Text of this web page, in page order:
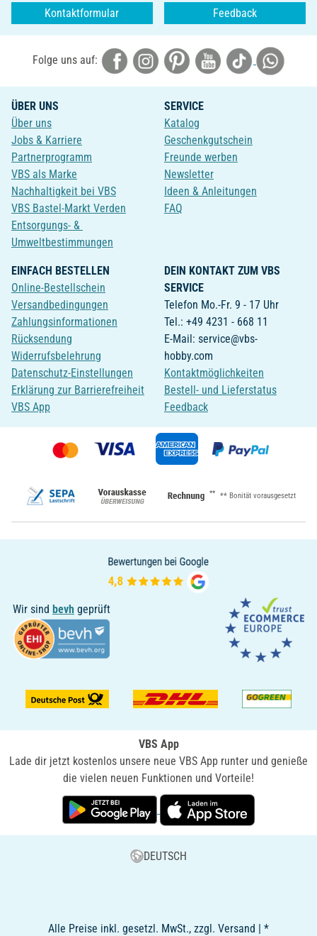
Kontaktformular Feedback
Folge uns auf:
ÜBER UNS
Über uns
Jobs & Karriere
Partnerprogramm
VBS als Marke
Nachhaltigkeit bei VBS
VBS Bastel-Markt Verden
Entsorgungs- &
Umweltbestimmungen
SERVICE
Katalog
Geschenkgutschein
Freunde werben
Newsletter
Ideen & Anleitungen
FAQ
EINFACH BESTELLEN
Online-Bestellschein
Versandbedingungen
Zahlungsinformationen
Rücksendung
Widerrufsbelehrung
Datenschutz-Einstellungen
Erklärung zur Barrierefreiheit
VBS App
DEIN KONTAKT ZUM VBS
SERVICE
Telefon Mo.-Fr. 9 - 17 Uhr
Tel.: +49 4231 - 668 11
E-Mail: service@vbs-
hobby.com
Kontaktmöglichkeiten
Bestell- und Lieferstatus
Feedback
** ** Bonität vorausgesetzt
Wir sind bevh geprüft
VBS App
Lade dir jetzt kostenlos unsere neue VBS App runter und genieße
die vielen neuen Funktionen und Vorteile!
DEUTSCH
Alle Preise inkl. gesetzl. MwSt., zzgl. Versand | *